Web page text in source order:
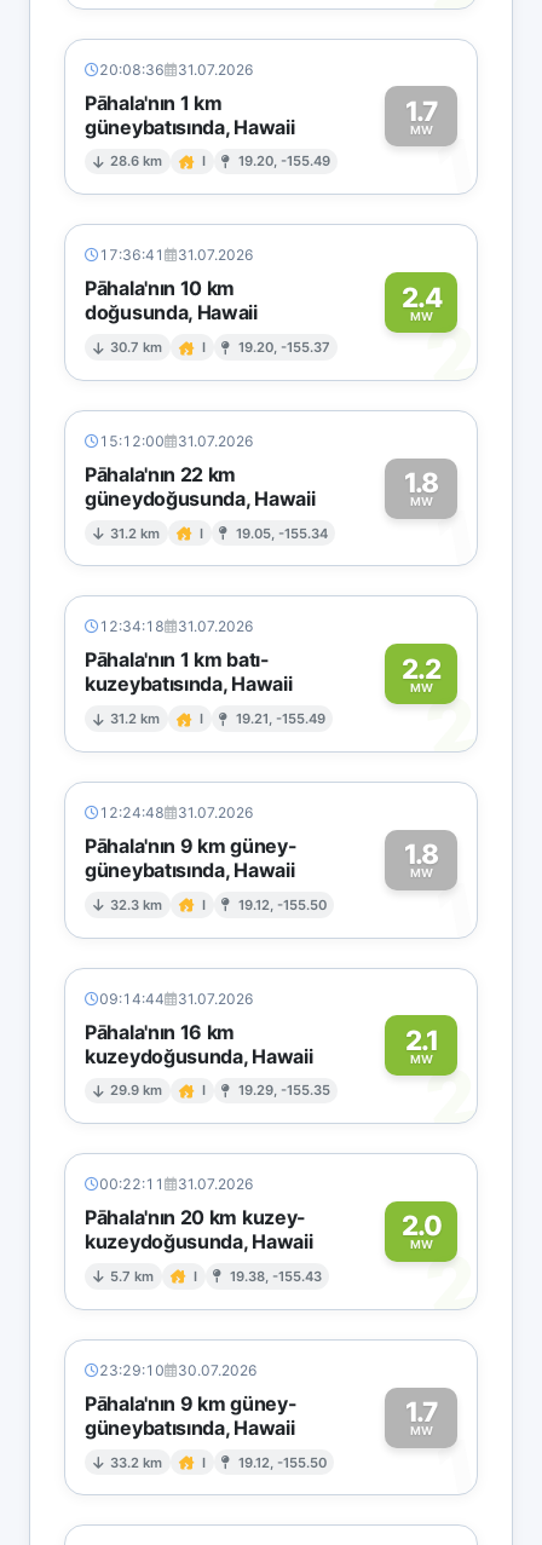
20:08:36 31.07.2026
Pāhala'nın 1 km
güneybatısında, Hawaii
28.6 km I 19.20, -155.49
1.7
MW1
17:36:41 31.07.2026
Pāhala'nın 10 km
doğusunda, Hawaii
30.7 km I 19.20, -155.37
2.4
MW2
15:12:00 31.07.2026
Pāhala'nın 22 km
güneydoğusunda, Hawaii
31.2 km I 19.05, -155.34
1.8
MW1
12:34:18 31.07.2026
Pāhala'nın 1 km batı-
kuzeybatısında, Hawaii
31.2 km I 19.21, -155.49
2.2
MW2
12:24:48 31.07.2026
Pāhala'nın 9 km güney-
güneybatısında, Hawaii
32.3 km I 19.12, -155.50
1.8
MW1
09:14:44 31.07.2026
Pāhala'nın 16 km
kuzeydoğusunda, Hawaii
29.9 km I 19.29, -155.35
2.1
MW2
00:22:11 31.07.2026
Pāhala'nın 20 km kuzey-
kuzeydoğusunda, Hawaii
5.7 km I 19.38, -155.43
2.0
MW
2
23:29:10 30.07.2026
Pāhala'nın 9 km güney-
güneybatısında, Hawaii
33.2 km I 19.12, -155.50
1.7
MW1